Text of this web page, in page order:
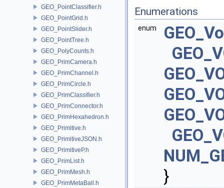
GEO_PointClassifier.h
GEO_PointGrid.h
GEO_PointSlider.h
GEO_PointTree.h
GEO_PolyCounts.h
GEO_PrimCamera.h
GEO_PrimChannel.h
GEO_PrimCircle.h
GEO_PrimClassifier.h
GEO_PrimConnector.h
GEO_PrimHexahedron.h
GEO_Primitive.h
GEO_PrimitiveJSON.h
GEO_PrimitiveP.h
GEO_PrimList.h
GEO_PrimMesh.h
GEO_PrimMetaBall.h
Enumerations
enum
}